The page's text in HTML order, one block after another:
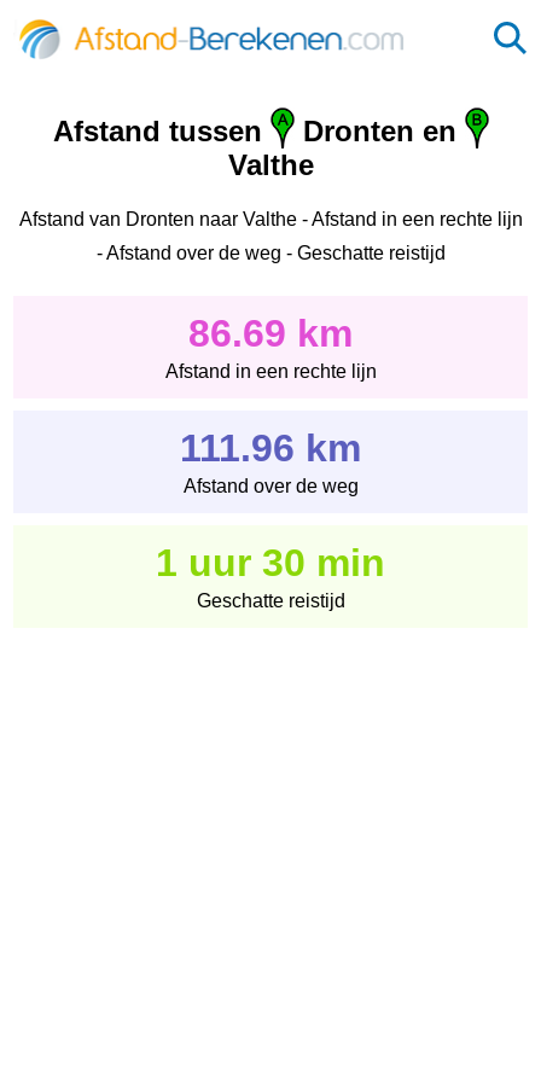
Afstand tussen
Dronten en
Valthe
Afstand van Dronten naar Valthe - Afstand in een rechte lijn
- Afstand over de weg - Geschatte reistijd
86.69 km
Afstand in een rechte lijn
111.96 km
Afstand over de weg
1 uur 30 min
Geschatte reistijd